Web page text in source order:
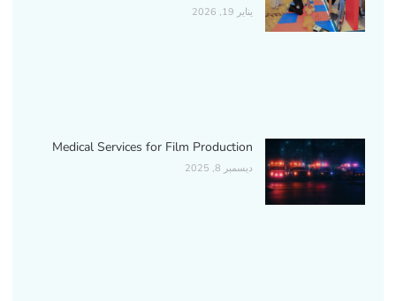
يناير 19, 2026
Medical Services for Film Production
ديسمبر 8, 2025